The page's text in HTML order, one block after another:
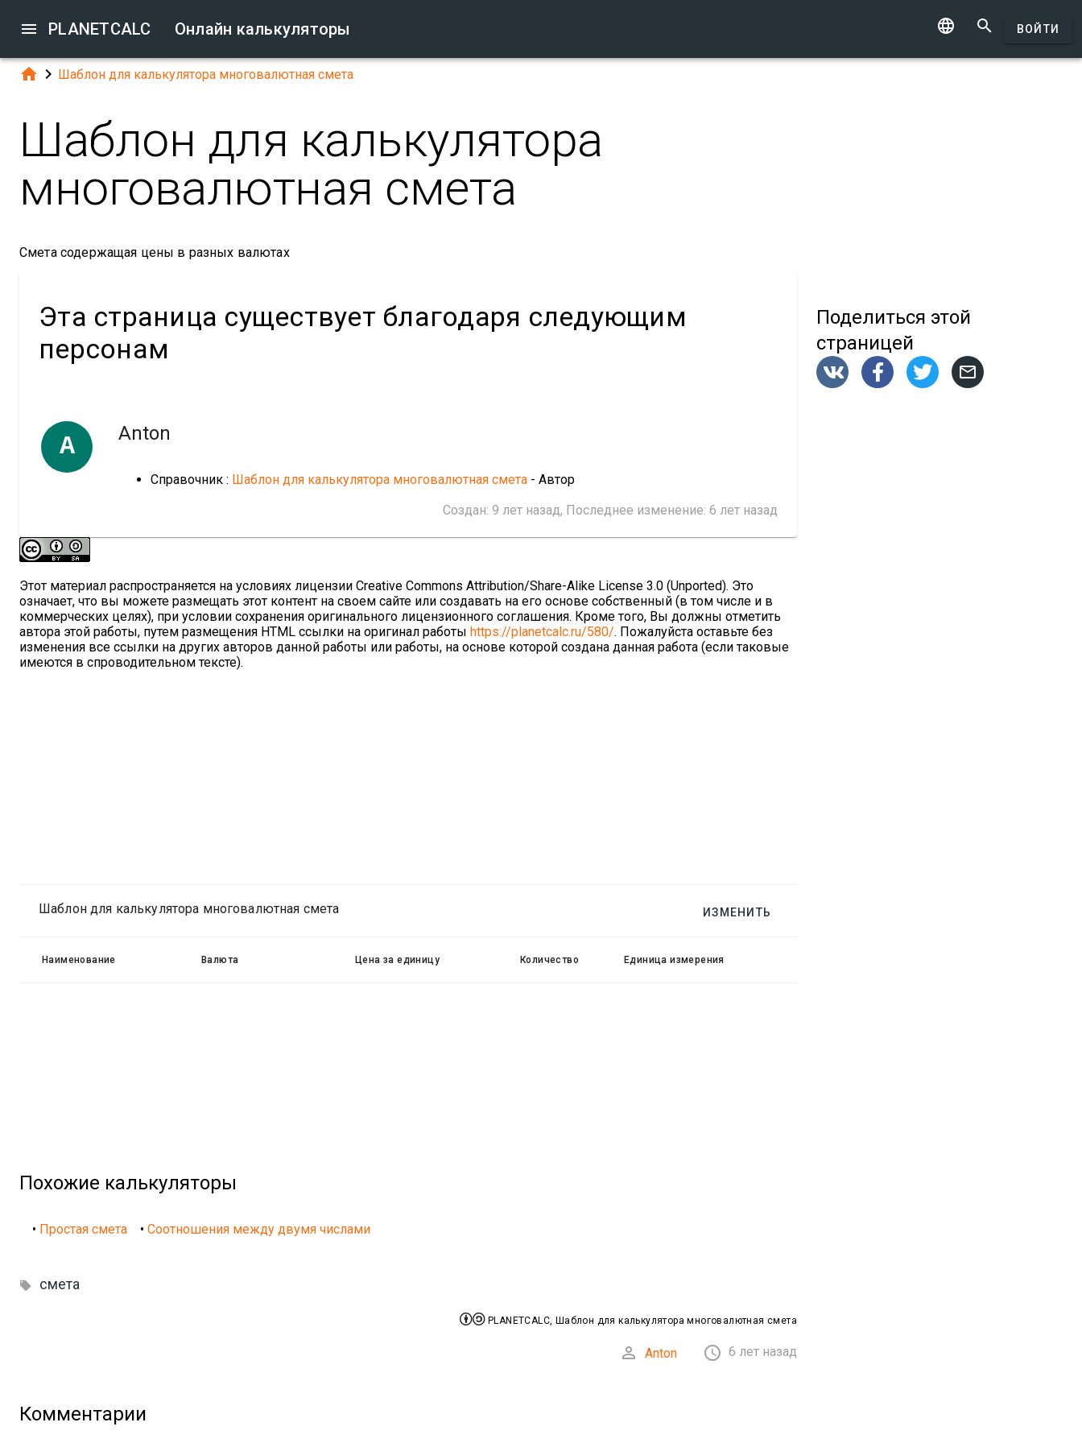
 PLANETCALC Онлайн калькуляторы   ВОЙТИ
  Шаблон для калькулятора многовалютная смета
Шаблон для калькулятора
многовалютная смета
Смета содержащая цены в разных валютах
Эта страница существует благодаря следующим
персонам
A Anton
Справочник : Шаблон для калькулятора многовалютная смета - Автор
Создан: 9 лет назад, Последнее изменение: 6 лет назад
Этот материал распространяется на условиях лицензии Creative Commons Attribution/Share-Alike License 3.0 (Unported). Это
означает, что вы можете размещать этот контент на своем сайте или создавать на его основе собственный (в том числе и в
коммерческих целях), при условии сохранения оригинального лицензионного соглашения. Кроме того, Вы должны отметить
автора этой работы, путем размещения HTML ссылки на оригинал работы https://planetcalc.ru/580/. Пожалуйста оставьте без
изменения все ссылки на других авторов данной работы или работы, на основе которой создана данная работа (если таковые
имеются в спроводительном тексте).
ИЗМЕНИТЬ
Шаблон для калькулятора многовалютная смета
Наименование Валюта Цена за единицу Количество Единица измерения
Похожие калькуляторы
• Простая смета • Соотношения между двумя числами
 смета
PLANETCALC, Шаблон для калькулятора многовалютная смета
 Anton  6 лет назад
Комментарии
Поделиться этой
страницей
   